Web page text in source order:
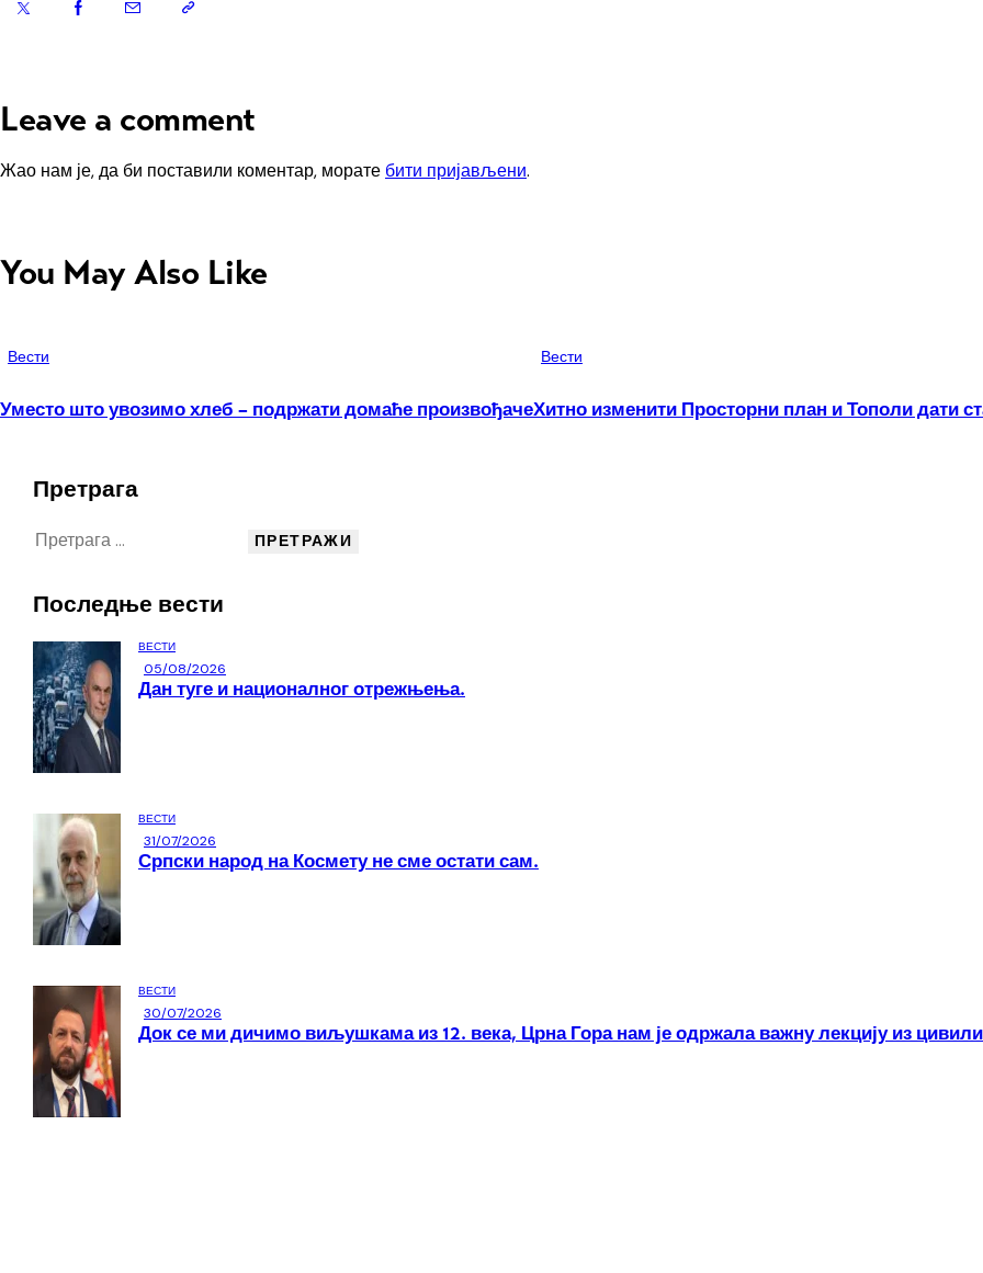
Leave a comment
Жао нам је, да би поставили коментар, морате бити пријављени.
You May Also Like
Вести
Уместо што увозимо хлеб – подржати домаће произвођаче
Вести
Хитно изменити Просторни план и Тополи дати
Претрага
Последње вести
ВЕСТИ
05/08/2026
Дан туге и националног отрежњења.
ВЕСТИ
31/07/2026
Српски народ на Космету не сме остати сам.
ВЕСТИ
30/07/2026
Док се ми дичимо виљушкама из 12. века, Црна Гора нам је одржала важну лекцију из